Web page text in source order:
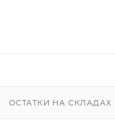
ОСТАТКИ НА СКЛАДАХ